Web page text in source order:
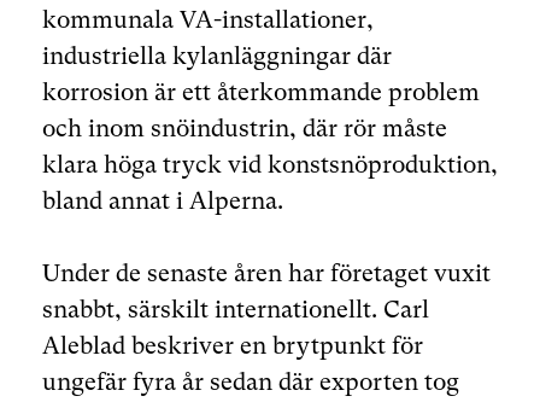
kommunala VA-installationer,
industriella kylanläggningar där
korrosion är ett återkommande problem
och inom snöindustrin, där rör måste
klara höga tryck vid konstsnöproduktion,
bland annat i Alperna.
Under de senaste åren har företaget vuxit
snabbt, särskilt internationellt. Carl
Aleblad beskriver en brytpunkt för
ungefär fyra år sedan där exporten tog